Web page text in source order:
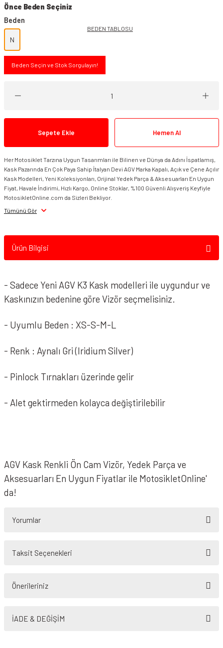
Önce Beden Seçiniz
Beden
N
BEDEN TABLOSU
Beden Seçin ve Stok Sorgulayın!
Sepete Ekle Hemen Al
Her Motosiklet Tarzına Uygun Tasarımları ile Bilinen ve Dünya da Adını İspatlamış,
Kask Pazarında En Çok Paya Sahip İtalyan Devi AGV Marka Kapalı, Açık ve Çene Açılır
Kask Modelleri, Yeni Koleksiyonları, Orijinal Yedek Parça & Aksesuarları En Uygun
Fiyat, Havale İndirimi, Hızlı Kargo, Online Stoklar, %100 Güvenli Alışveriş Keyfiyle
MotosikletOnline.com da Sizleri Bekliyor.
Tümünü Gör
Ürün Bilgisi
- Sadece Yeni AGV K3 Kask modelleri ile uygundur ve
Kaskınızın bedenine göre Vizör seçmelisiniz.
- Uyumlu Beden : XS-S-M-L
- Renk : Aynalı Gri (Iridium Silver)
- Pinlock Tırnakları üzerinde gelir
- Alet gektirmeden kolayca değiştirilebilir
AGV Kask Renkli Ön Cam Vizör, Yedek Parça ve
Aksesuarları En Uygun Fiyatlar ile MotosikletOnline'
da!
Yorumlar
Taksit Seçenekleri
Önerileriniz
yetersiz gördüğünüz noktaları öneri formunu kullanarak tarafımıza
İADE & DEĞİŞİM